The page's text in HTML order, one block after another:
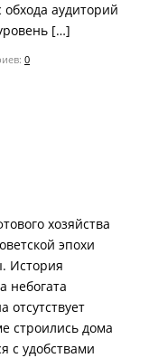
обхода аудиторий
[…]
0
хозяйства
эпохи
История
небогата
отсутствует
строились дома
с удобствами